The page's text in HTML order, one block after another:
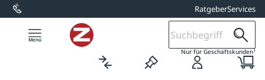
springen RatgeberServices
Nur für Geschäftskunden1